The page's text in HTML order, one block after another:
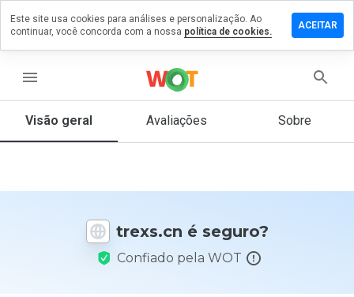
menu
Visão geral Avaliações Sobre
trexs.cn é seguro?
Confiado pela WOT
um
que
Este site usa cookies para análises e personalização. Ao
continuar, você concorda com a nossa política de cookies.
ACEITAR